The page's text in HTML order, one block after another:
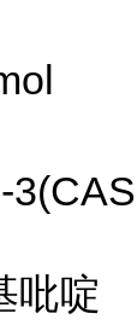
3(CAS
吡啶